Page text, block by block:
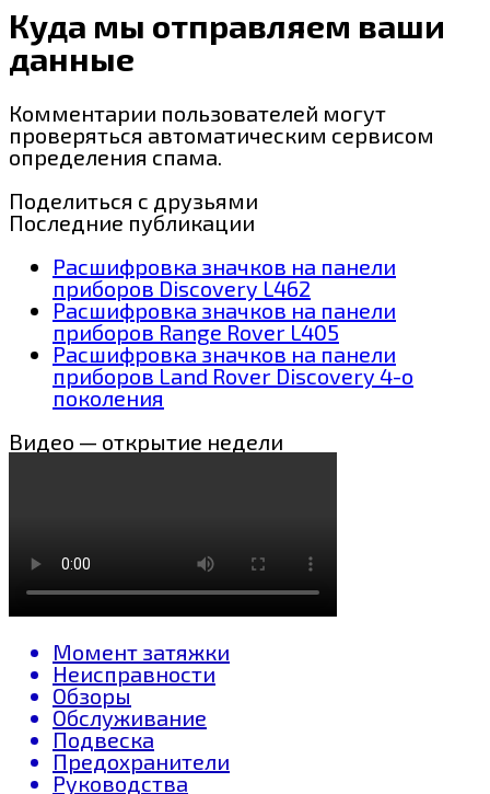
Куда мы отправляем ваши
данные
Комментарии пользователей могут
проверяться автоматическим сервисом
определения спама.
Поделиться с друзьями
Последние публикации
Расшифровка значков на панели
приборов Discovery L462
Расшифровка значков на панели
приборов Range Rover L405
Расшифровка значков на панели
приборов Land Rover Discovery 4-о
поколения
Видео — открытие недели
Момент затяжки
Неисправности
Обзоры
Обслуживание
Подвеска
Предохранители
Руководства